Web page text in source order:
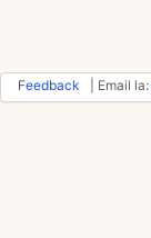
Feedback | Email la: